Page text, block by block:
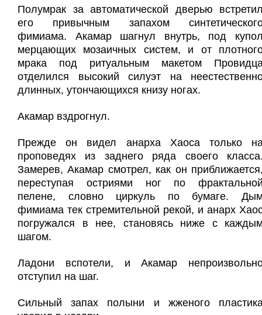
Полумрак за автоматической дверью
его привычным запахом
фимиама. Акамар шагнул внутрь, под
мерцающих мозаичных систем, и от
мрака под ритуальным макетом
отделился высокий силуэт на
длинных, утончающихся книзу ногах.
Акамар вздрогнул.
Прежде он видел анарха Хаоса только
проповедях из заднего ряда своего
Замерев, Акамар смотрел, как он
переступая остриями ног по
пелене, словно циркуль по бумаге.
фимиама тек стремительной рекой, и анарх
погружался в нее, становясь ниже с
шагом.
Ладони вспотели, и Акамар
отступил на шаг.
Сильный запах полыни и жженого